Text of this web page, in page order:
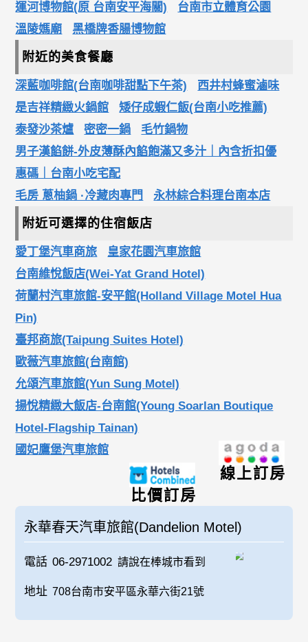
運河博物館(原 台南安平海關)
台南市立體育公園
溫陵媽廟
黑橋牌香腸博物館
附近的美食餐廳
深藍咖啡館(台南咖啡甜點下午茶)
西井村蜂蜜滷味
是吉祥精緻火鍋館
矮仔成蝦仁飯(台南小吃推薦)
泰發沙茶爐
密密一鍋
毛竹鍋物
男子漢餡餅-外皮薄酥內餡飽滿又多汁｜內含折扣優
惠碼｜台南小吃宅配
毛房 蔥柚鍋 ·冷藏肉專門
永林綜合料理台南本店
附近可選擇的住宿飯店
愛丁堡汽車商旅
皇家花園汽車旅館
台南維悅飯店(Wei-Yat Grand Hotel)
荷蘭村汽車旅館-安平館(Holland Village Motel Hua
Pin)
臺邦商旅(Taipung Suites Hotel)
歐薇汽車旅館(台南館)
允頌汽車旅館(Yun Sung Motel)
揚悅精緻大飯店-台南館(Young Soarlan Boutique
Hotel-Flagship Tainan)
國妃鷹堡汽車旅館
線上訂房
比價訂房
永華春天汽車旅館(Dandelion Motel)
電話 06-2971002 請說在棒城市看到
地址 708台南市安平區永華六街21號